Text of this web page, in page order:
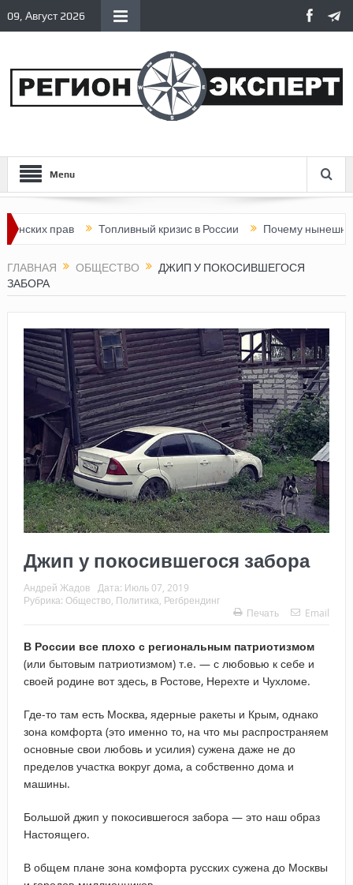
09, Август 2026
Menu
прав Топливный кризис в России Почему нынешняя
ГЛАВНАЯ ОБЩЕСТВО
ДЖИП У ПОКОСИВШЕГОСЯ
ЗАБОРА
Джип у покосившегося забора
Андрей Жадов Дата: Июль 07, 2019
Рубрика: Общество Политика Регбрендинг
Печать
Email
В России все плохо с региональным патриотизмом
(или бытовым патриотизмом) т.е. — с любовью к себе и
своей родине вот здесь, в Ростове, Нерехте и Чухломе.
Где-то там есть Москва, ядерные ракеты и Крым, однако
зона комфорта (это именно то, на что мы распространяем
основные свои любовь и усилия) сужена даже не до
пределов участка вокруг дома, а собственно дома и
машины.
Большой джип у покосившегося забора — это наш образ
Настоящего.
В общем плане зона комфорта русских сужена до Москвы